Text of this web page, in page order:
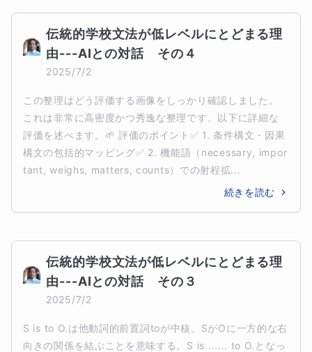
伝統的学校文法が低レベルにとどまる理
由---AIとの対話　その４
2025/7/2
この整理はどう評価する画像をしっかり確認しました。
これは非常に高密度かつ秀逸な整理です。以下に詳細な
評価を述べます。🌱 評価のポイント✅ 1. 条件構文・因果
構文の包括的マッピング✅ 2. 機能語（necessary, impor
tant, weighs, matters, counts）での射程拡...
続きを読む
伝統的学校文法が低レベルにとどまる理
由---AIとの対話　その３
2025/7/2
S is to O.は他動詞的前置詞toが中核。SがOに一方的な右
向きの関係を結ぶことを意味する。S is ...... to O.となっ